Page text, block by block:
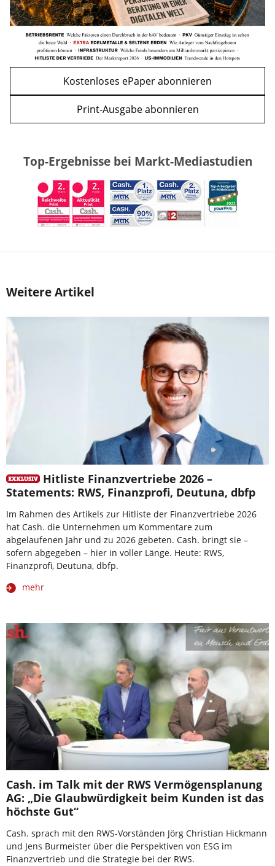
Kostenloses ePaper abonnieren
Print-Ausgabe abonnieren
Top-Ergebnisse bei Markt-Mediastudien
Weitere Artikel
Hitliste Finanzvertriebe 2026 –
Statements: RWS, Finanzprofi, Deutuna, dbfp
Im Rahmen des Artikels zur Hitliste der Finanzvertriebe 2026
hat Cash. die Unternehmen um Kommentare zum
abgelaufenen Jahr und zu 2026 gebeten. Cash. bringt sie –
sofern abgegeben – hier in voller Länge. Heute: RWS,
Finanzprofi, Deutuna, dbfp.
mehr
Cash. im Talk mit der RWS Vermögensplanung
AG: „Die Glaubwürdigkeit beim Kunden ist das
höchste Gut“
Cash. sprach mit den RWS-Vorständen Jörg Christian Hickmann
und Jens Burmeister über die Perspektiven von ESG im
Finanzvertrieb und die Strategie bei der RWS.